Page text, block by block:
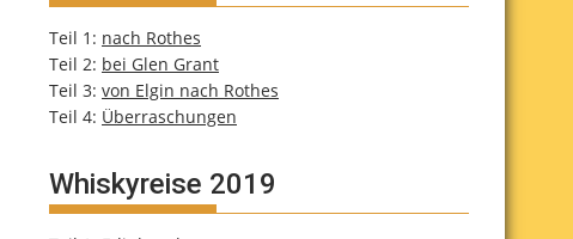
Teil 1: nach Rothes
Teil 2: bei Glen Grant
Teil 3: von Elgin nach Rothes
Teil 4: Überraschungen
Whiskyreise 2019